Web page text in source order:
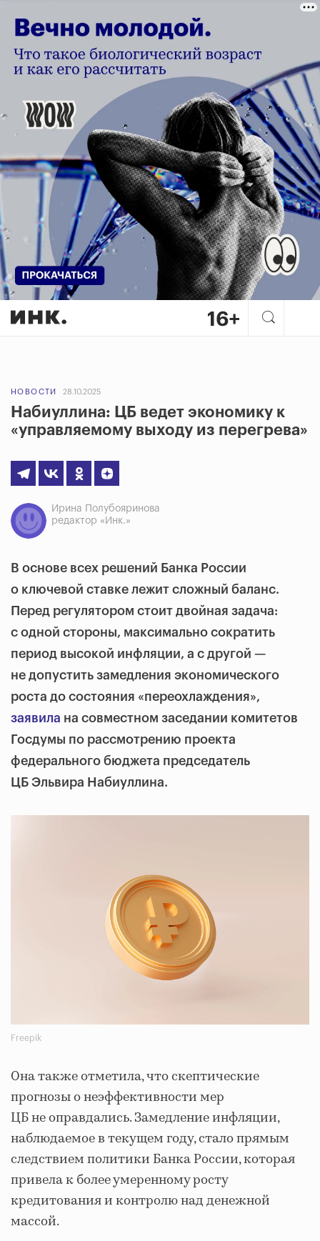
НОВОСТИ 28.10.2025
Набиуллина: ЦБ ведет экономику к
«управляемому выходу из перегрева»
Ирина Полубояринова
редактор «Инк.»
В основе всех решений Банка России
о ключевой ставке лежит сложный баланс.
Перед регулятором стоит двойная задача:
с одной стороны, максимально сократить
период высокой инфляции, а с другой —
не допустить замедления экономического
роста до состояния «переохлаждения»,
заявила на совместном заседании комитетов
Госдумы по рассмотрению проекта
федерального бюджета председатель
ЦБ Эльвира Набиуллина.
Freepik
Она также отметила, что скептические
прогнозы о неэффективности мер
ЦБ не оправдались. Замедление инфляции,
наблюдаемое в текущем году, стало прямым
следствием политики Банка России, которая
привела к более умеренному росту
кредитования и контролю над денежной
массой.